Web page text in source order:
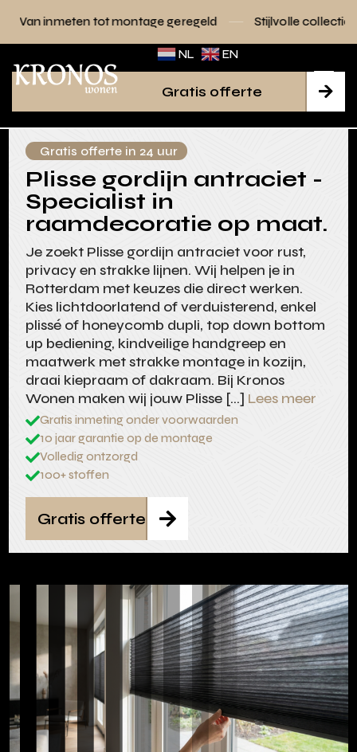
montage geregeld Stijlvolle collecties voor elk
NL EN

Gratis offerte
Gratis offerte in 24 uur
Plisse gordijn antraciet -
Specialist in
raamdecoratie op maat.
Je zoekt Plisse gordijn antraciet voor rust,
privacy en strakke lijnen. Wij helpen je in
Rotterdam met keuzes die direct werken.
Kies lichtdoorlatend of verduisterend, enkel
plissé of honeycomb dupli, top down bottom
up bediening, kindveilige handgreep en
maatwerk met strakke montage in kozijn,
draai kiepraam of dakraam. Bij Kronos
Wonen maken wij jouw Plisse […] Lees meer
Gratis inmeting onder voorwaarden
10 jaar garantie op de montage
Volledig ontzorgd
100+ stoffen

Gratis offerte